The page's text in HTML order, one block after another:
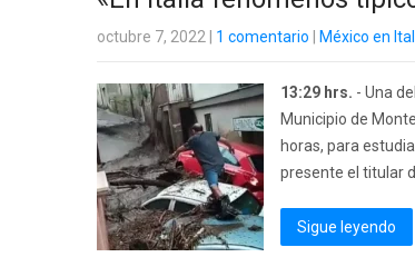
octubre 7, 2022 1 comentario México en
13:29 hrs. - Una
Municipio de
horas, para
presente el titular
Sigue leyendo